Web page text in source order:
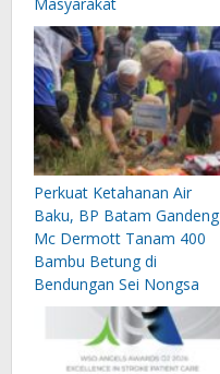
Perkuat Ketahanan Air
Baku, BP Batam Gandeng
Mc Dermott Tanam 400
Bambu Betung di
Bendungan Sei Nongsa